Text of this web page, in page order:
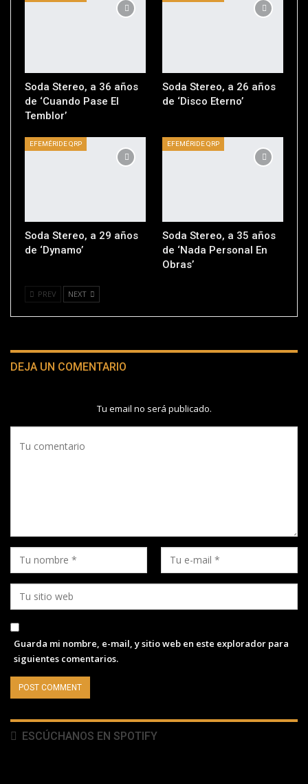
Soda Stereo, a 36 años
de ‘Cuando Pase El
Temblor’
Soda Stereo, a 26 años
de ‘Disco Eterno’
EFEMÉRIDE QRP
Soda Stereo, a 29 años
de ‘Dynamo’
EFEMÉRIDE QRP
Soda Stereo, a 35 años
de ‘Nada Personal En
Obras’
PREV NEXT
DEJA UN COMENTARIO
Tu email no será publicado.
Guarda mi nombre, e-mail, y sitio web en este explorador para
siguientes comentarios.
ESCÚCHANOS EN SPOTIFY